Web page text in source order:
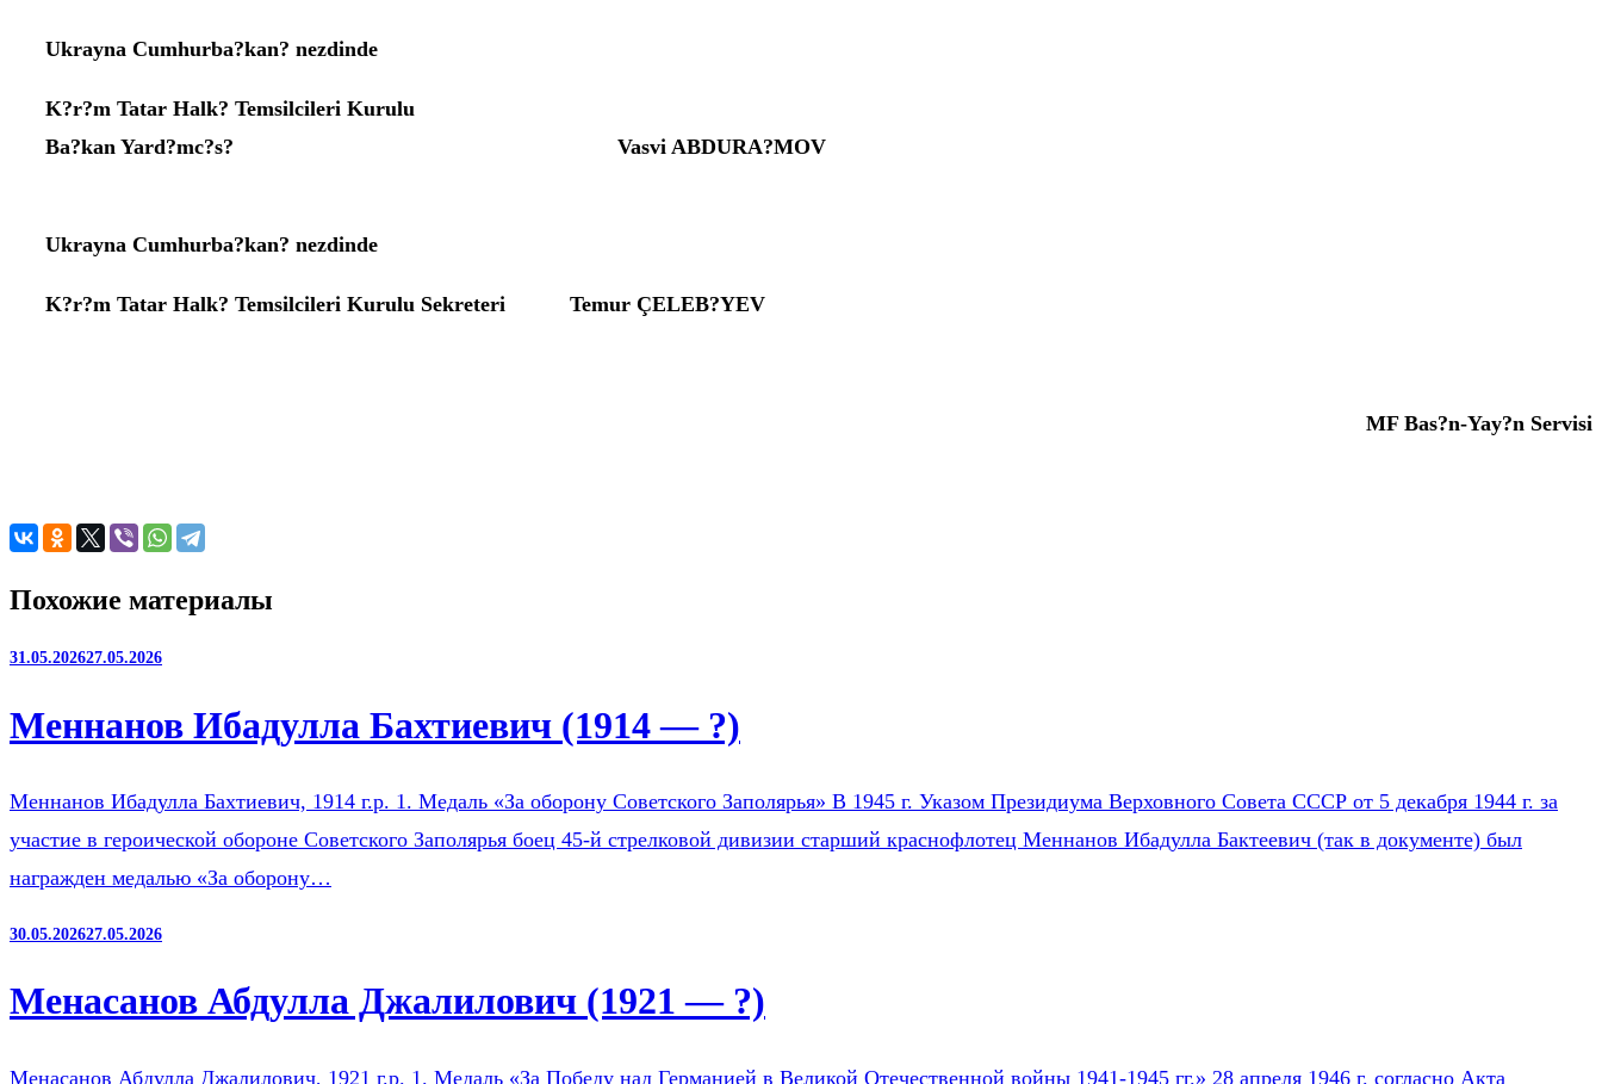
Ukrayna Cumhurba?kan? nezdinde
K?r?m Tatar Halk? Temsilcileri Kurulu
Ba?kan Yard?mc?s?
Vasvi ABDURA?MOV
Ukrayna Cumhurba?kan? nezdinde
K?r?m Tatar Halk? Temsilcileri Kurulu Sekreteri Temur ÇELEB?YEV
MF Bas?n-Yay?n Servisi
Похожие материалы
31.05.202627.05.2026
Меннанов Ибадулла Бахтиевич (1914 — ?)
Меннанов Ибадулла Бахтиевич, 1914 г.р. 1. Медаль «За оборону Советского Заполярья» В 1945 г. Указом Президиума Верховного Совета СССР от 5 декабря 1944 г. за
участие в героической обороне Советского Заполярья боец 45-й стрелковой дивизии старший краснофлотец Меннанов Ибадулла Бактеевич (так в документе) был
награжден медалью «За оборону…
30.05.202627.05.2026
Менасанов Абдулла Джалилович (1921 — ?)
Менасанов Абдулла Джалилович, 1921 г.р. 1. Медаль «За Победу над Германией в Великой Отечественной войны 1941-1945 гг.» 28 апреля 1946 г. согласно Акта